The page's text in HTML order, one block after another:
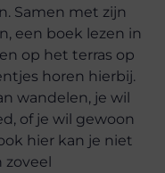
Samen met zijn
een boek lezen in
op het terras op
horen hierbij.
wandelen, je wil
of je wil gewoon
hier kan je niet
zoveel